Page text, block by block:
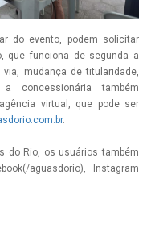
do evento, podem solicitar
que funciona de segunda a
mudança de titularidade,
concessionária também
virtual, que pode ser
.
do Rio, os usuários também
aguasdorio), Instagram